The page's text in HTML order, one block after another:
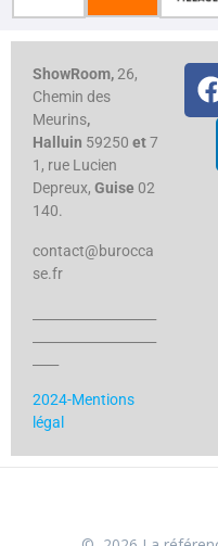
ShowRoom,26,
Chemin des
Meurins,
Halluin 59250 et7
1, rue Lucien
Depreux, Guise 02
140.
contact@burocca
se.fr
2024-Mentions
légal